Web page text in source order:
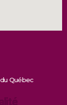
Québec